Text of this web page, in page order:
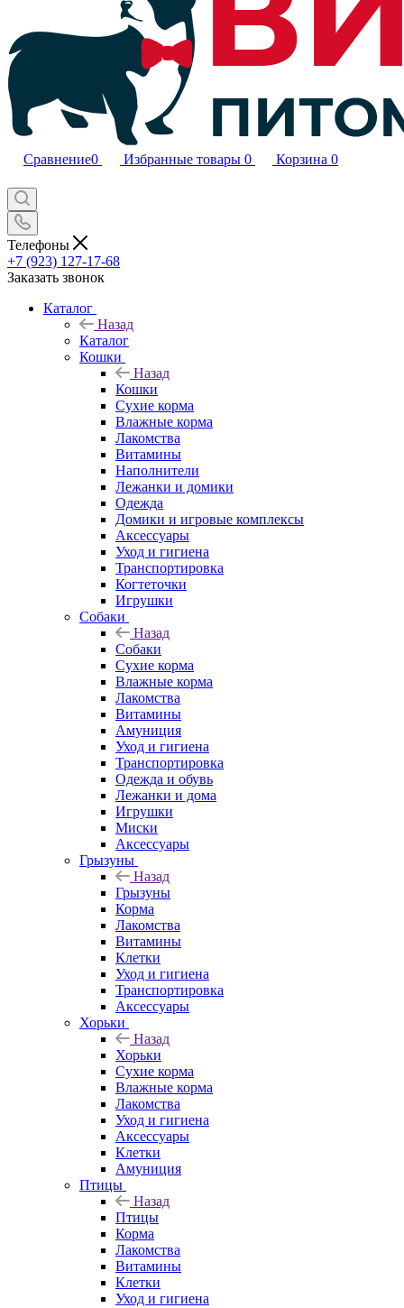
Сравнение0 Избранные товары 0 Корзина 0
Телефоны
+7 (923) 127-17-68
Заказать звонок
Каталог
Назад
Каталог
Кошки
Назад
Кошки
Сухие корма
Влажные корма
Лакомства
Витамины
Наполнители
Лежанки и домики
Одежда
Домики и игровые комплексы
Аксессуары
Уход и гигиена
Транспортировка
Когтеточки
Игрушки
Собаки
Назад
Собаки
Сухие корма
Влажные корма
Лакомства
Витамины
Амуниция
Уход и гигиена
Транспортировка
Одежда и обувь
Лежанки и дома
Игрушки
Миски
Аксессуары
Грызуны
Назад
Грызуны
Корма
Лакомства
Витамины
Клетки
Уход и гигиена
Транспортировка
Аксессуары
Хорьки
Назад
Хорьки
Сухие корма
Влажные корма
Лакомства
Уход и гигиена
Аксессуары
Клетки
Амуниция
Птицы
Назад
Птицы
Корма
Лакомства
Витамины
Клетки
Уход и гигиена